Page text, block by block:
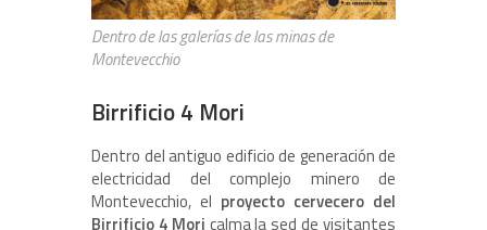
Dentro de las galerías de las minas de
Montevecchio
Birrificio 4 Mori
Dentro del antiguo edificio de generación de
electricidad del complejo minero de
Montevecchio, el proyecto cervecero del
Birrificio 4 Mori calma la sed de visitantes